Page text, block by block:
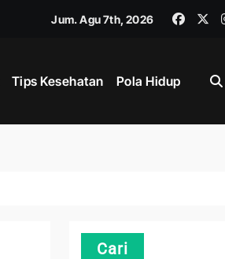
Jum. Agu 7th, 2026
Tips Kesehatan Pola Hidup
Cari